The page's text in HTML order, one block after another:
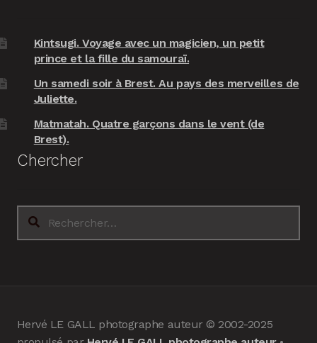
Kintsugi. Voyage avec un magicien, un petit
prince et la fille du samouraï.
Un samedi soir à Brest. Au pays des merveilles de
Juliette.
Matmatah. Quatre garçons dans le vent (de
Brest).
Chercher
Rechercher :
Hervé LE GALL photographe auteur © 2002-2025